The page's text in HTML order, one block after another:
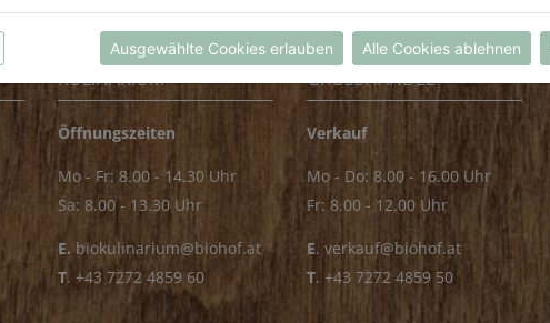
KULINARIUM
Öffnungszeiten
Mo - Fr: 8.00 - 14.30 Uhr
Sa: 8.00 - 13.30 Uhr
E. biokulinarium@biohof.at
T. +43 7272 4859 60
GROSSHANDEL
Verkauf
Mo - Do: 8.00 - 16.00 Uhr
Fr: 8.00 - 12.00 Uhr
E. verkauf@biohof.at
T. +43 7272 4859 50
Ausgewählte Cookies erlauben Alle Cookies ablehnen